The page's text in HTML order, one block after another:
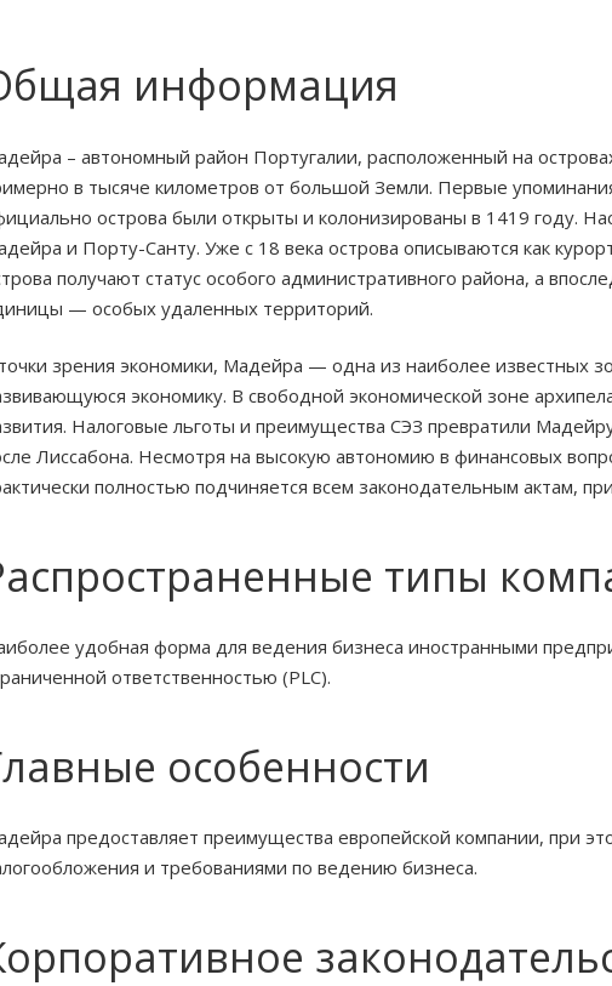
информация
– автономный район Португалии, расположенный на
в тысяче километров от большой Земли. Первые
острова были открыты и колонизированы в 1419 году.
и Порту-Санту. Уже с 18 века острова описываются как
получают статус особого административного района, а
— особых удаленных территорий.
зрения экономики, Мадейра — одна из наиболее известных
экономику. В свободной экономической зоне
Налоговые льготы и преимущества СЭЗ превратили
Лиссабона. Несмотря на высокую автономию в финансовых
полностью подчиняется всем законодательным актам,
типы
удобная форма для ведения бизнеса иностранными
ответственностью (PLC).
особенности
предоставляет преимущества европейской компании, при
и требованиями по ведению бизнеса.